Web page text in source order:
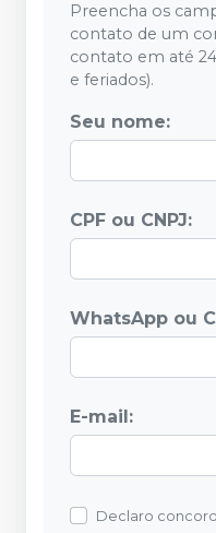
Preencha os
contato de um
contato em até
e feriados).
Seu nome:
CPF ou CNPJ:
WhatsApp ou
E-mail:
Declaro